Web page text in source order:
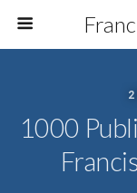
2
1000